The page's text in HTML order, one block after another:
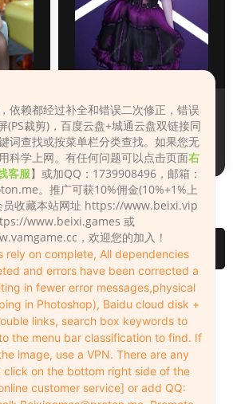
人物（Looks）
Xiaoyu
3天前
请先 登录
11-01 0
12-06 0
依赖都经过补全和错误二次修正，错误
(PS裁剪)，百度云盘+城通云盘双链接同
词查找或按菜单栏分类查找。如果您无
科学上网。有任何问题可以点击页面右
客服】或加QQ：1739908496，邮箱：
。推广可获10%佣金(10%+1%上
员收藏本站网址 https://www.beixi.vip
www.beixi.games 或
，欢迎您的加入！
rely on complete, All dependencies
and errors have been corrected a
in fewer error messages,physical
in Photoshop), Baidu cloud disk +
links, search box keywords to
the menu bar classification to find. If
image, use a VPN. There are any
click on the bottom right side of the
customer service] or add QQ: